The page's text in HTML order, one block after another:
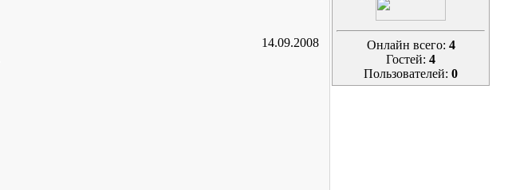
14.09.2008 Онлайн всего: 4
Гостей: 4
Пользователей: 0